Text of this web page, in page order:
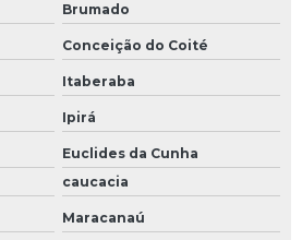
Brumado
Conceição do Coité
Itaberaba
Ipirá
Euclides da Cunha
caucacia
Maracanaú